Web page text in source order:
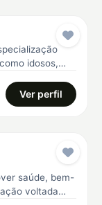
idosos,
Ver perfil
saúde, bem-
voltada